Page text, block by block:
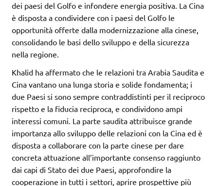
dei paesi del Golfo e infondere energia positiva. La Cina
è disposta a condividere con i paesi del Golfo le
opportunità offerte dalla modernizzazione alla cinese,
consolidando le basi dello sviluppo e della sicurezza
nella regione.
Khalid ha affermato che le relazioni tra Arabia Saudita e
Cina vantano una lunga storia e solide fondamenta; i
due Paesi si sono sempre contraddistinti per il reciproco
rispetto e la fiducia reciproca, e condividono ampi
interessi comuni. La parte saudita attribuisce grande
importanza allo sviluppo delle relazioni con la Cina ed è
disposta a collaborare con la parte cinese per dare
concreta attuazione all’importante consenso raggiunto
dai capi di Stato dei due Paesi, approfondire la
cooperazione in tutti i settori, aprire prospettive più